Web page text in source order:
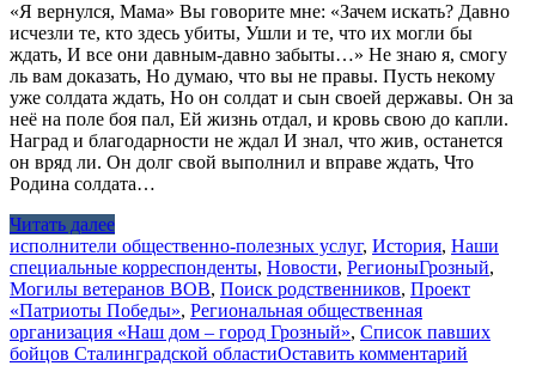
«Я вернулся, Мама» Вы говорите мне: «Зачем искать? Давно
исчезли те, кто здесь убиты, Ушли и те, что их могли бы
ждать, И все они давным-давно забыты…» Не знаю я, смогу
ль вам доказать, Но думаю, что вы не правы. Пусть некому
уже солдата ждать, Но он солдат и сын своей державы. Он за
неё на поле боя пал, Ей жизнь отдал, и кровь свою до капли.
Наград и благодарности не ждал И знал, что жив, останется
он вряд ли. Он долг свой выполнил и вправе ждать, Что
Родина солдата…
Читать далее
исполнители общественно-полезных услуг, История, Наши
специальные корреспонденты, Новости, РегионыГрозный,
Могилы ветеранов ВОВ, Поиск родственников, Проект
«Патриоты Победы», Региональная общественная
организация «Наш дом – город Грозный», Список павших
бойцов Сталинградской областиОставить комментарий